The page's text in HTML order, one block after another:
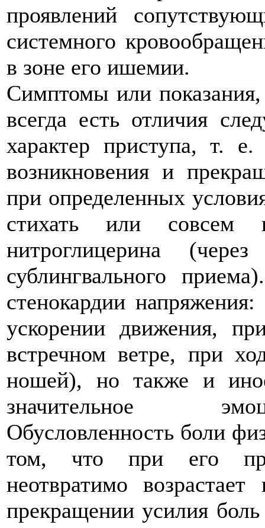
проявлений
системного
в зоне его ишемии.
Симптомы или
всегда есть отличия
характер приступа, т.
возникновения и
при определенных
стихать или совсем
нитроглицерина
сублингвального
стенокардии
ускорении движения,
встречном ветре, при
ношей), но также и
значительное
Обусловленность боли
том, что при его
неотвратимо
прекращении усилия боль